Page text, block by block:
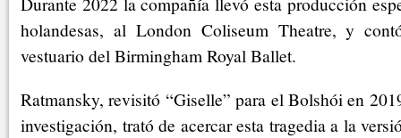
holandesas, al London Coliseum Theatre, y
vestuario del Birmingham Royal Ballet.
Ratmansky, revisitó “Giselle” para el Bolshói en
investigación, trató de acercar esta tragedia a la